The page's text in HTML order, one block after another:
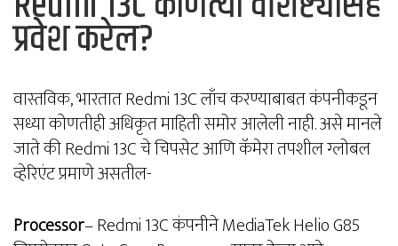
प्रवेश करेल?
वास्तविक, भारतात Redmi 13C लाँच करण्याबाबत कंपनीकडून
सध्या कोणतीही अधिकृत माहिती समोर आलेली नाही. असे मानले
जाते की Redmi 13C चे चिपसेट आणि कॅमेरा तपशील ग्लोबल
व्हेरिएंट प्रमाणे असतील-
Processor– Redmi 13C कंपनीने MediaTek Helio G85